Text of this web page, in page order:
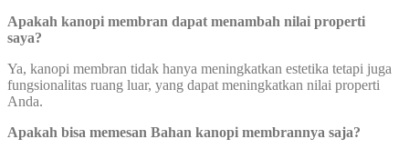
Apakah kanopi membran dapat menambah nilai properti
saya?
Ya, kanopi membran tidak hanya meningkatkan estetika tetapi juga
fungsionalitas ruang luar, yang dapat meningkatkan nilai properti
Anda.
Apakah bisa memesan Bahan kanopi membrannya saja?